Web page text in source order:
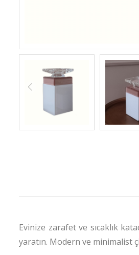
Evinize zarafet ve sıcaklık
yaratın. Modern ve minimalist